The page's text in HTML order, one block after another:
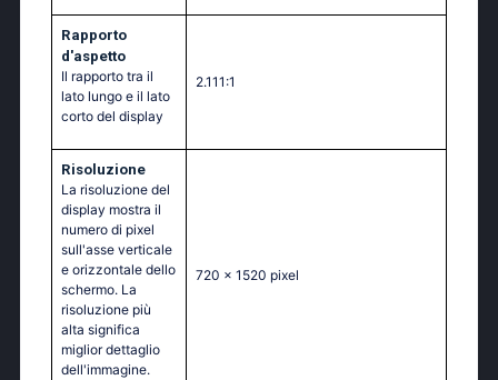
Rapporto
d'aspetto
Il rapporto tra il
lato lungo e il lato
corto del display
2.111:1
Risoluzione
La risoluzione del
display mostra il
numero di pixel
sull'asse verticale
e orizzontale dello
schermo. La
risoluzione più
alta significa
miglior dettaglio
dell'immagine.
720 x 1520 pixel